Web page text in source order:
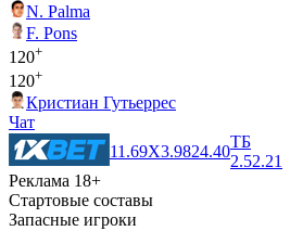
N. Palma
F. Pons
120+
120+
Кристиан Гутьеррес
Чат
11.69X3.9824.40
ТБ
2.52.21
Реклама 18+
Стартовые составы
Запасные игроки